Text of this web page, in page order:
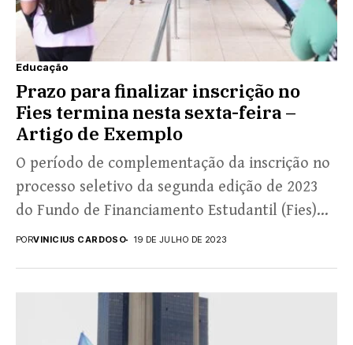
Educação
Prazo para finalizar inscrição no
Fies termina nesta sexta-feira –
Artigo de Exemplo
O período de complementação da inscrição no
processo seletivo da segunda edição de 2023
do Fundo de Financiamento Estudantil (Fies)
termina nesta sexta-feira...
PORVINICIUS CARDOSO 19 DE JULHO DE 2023